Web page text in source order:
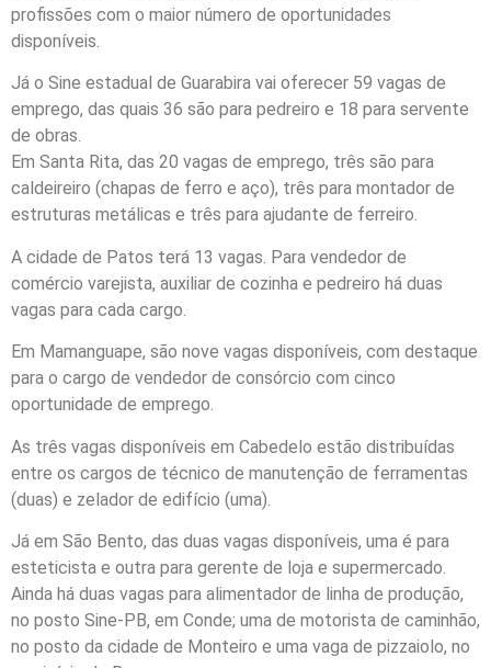
profissões com o maior número de oportunidades
disponíveis.
Já o Sine estadual de Guarabira vai oferecer 59 vagas de
emprego, das quais 36 são para pedreiro e 18 para servente
de obras.
Em Santa Rita, das 20 vagas de emprego, três são para
caldeireiro (chapas de ferro e aço), três para montador de
estruturas metálicas e três para ajudante de ferreiro.
A cidade de Patos terá 13 vagas. Para vendedor de
comércio varejista, auxiliar de cozinha e pedreiro há duas
vagas para cada cargo.
Em Mamanguape, são nove vagas disponíveis, com destaque
para o cargo de vendedor de consórcio com cinco
oportunidade de emprego.
As três vagas disponíveis em Cabedelo estão distribuídas
entre os cargos de técnico de manutenção de ferramentas
(duas) e zelador de edifício (uma).
Já em São Bento, das duas vagas disponíveis, uma é para
esteticista e outra para gerente de loja e supermercado.
Ainda há duas vagas para alimentador de linha de produção,
no posto Sine-PB, em Conde; uma de motorista de caminhão,
no posto da cidade de Monteiro e uma vaga de pizzaiolo, no